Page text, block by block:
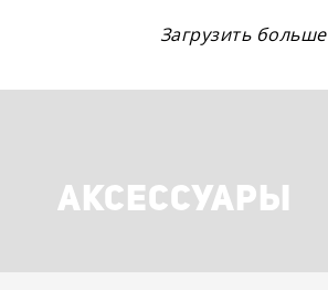
Загрузить больше
АКСЕССУАРЫ